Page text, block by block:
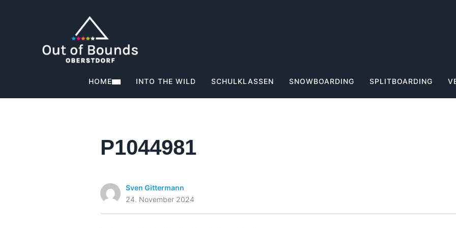
HOME INTO THE WILD SCHULKLASSEN SNOWBOARDING SPLITBOARDING
P1044981
Sven Gittermann
24. November 2024